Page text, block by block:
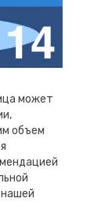
может
объем